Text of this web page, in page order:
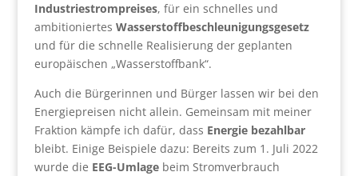
Industriestrompreises, für ein schnelles und
ambitioniertes Wasserstoffbeschleunigungsgesetz
und für die schnelle Realisierung der geplanten
europäischen „Wasserstoffbank“.
Auch die Bürgerinnen und Bürger lassen wir bei den
Energiepreisen nicht allein. Gemeinsam mit meiner
Fraktion kämpfe ich dafür, dass Energie bezahlbar
bleibt. Einige Beispiele dazu: Bereits zum 1. Juli 2022
wurde die EEG-Umlagebeim Stromverbrauch